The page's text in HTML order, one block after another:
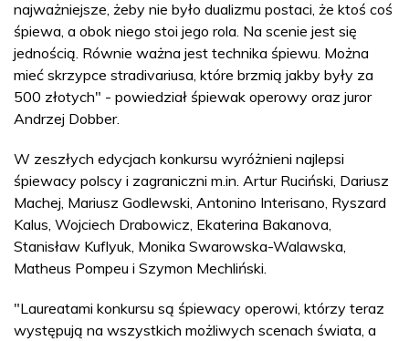
najważniejsze, żeby nie było dualizmu postaci, że ktoś coś
śpiewa, a obok niego stoi jego rola. Na scenie jest się
jednością. Równie ważna jest technika śpiewu. Można
mieć skrzypce stradivariusa, które brzmią jakby były za
500 złotych" - powiedział śpiewak operowy oraz juror
Andrzej Dobber.
W zeszłych edycjach konkursu wyróżnieni najlepsi
śpiewacy polscy i zagraniczni m.in. Artur Ruciński, Dariusz
Machej, Mariusz Godlewski, Antonino Interisano, Ryszard
Kalus, Wojciech Drabowicz, Ekaterina Bakanova,
Stanisław Kuflyuk, Monika Swarowska-Walawska,
Matheus Pompeu i Szymon Mechliński.
"Laureatami konkursu są śpiewacy operowi, którzy teraz
występują na wszystkich możliwych scenach świata, a